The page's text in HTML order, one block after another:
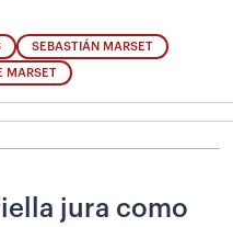
SEBASTIÁN MARSET
MARSET
jura como